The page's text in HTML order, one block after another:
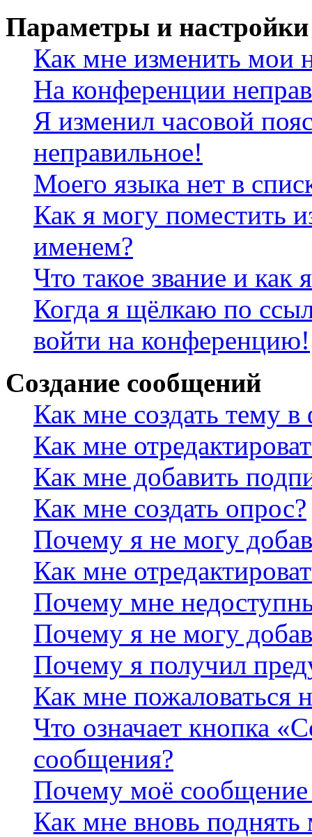
Параметры и настройки
Как мне изменить мои
На конференции
Я изменил часовой
неправильное!
Моего языка нет в
Как я могу поместить
именем?
Что такое звание и как
Когда я щёлкаю по
войти на конференцию!
Создание сообщений
Как мне создать тему
Как мне
Как мне добавить
Как мне создать опрос?
Почему я не могу
Как мне
Почему мне
Почему я не могу
Почему я получил
Как мне пожаловаться
Что означает кнопка
сообщения?
Почему моё сообщение
Как мне вновь